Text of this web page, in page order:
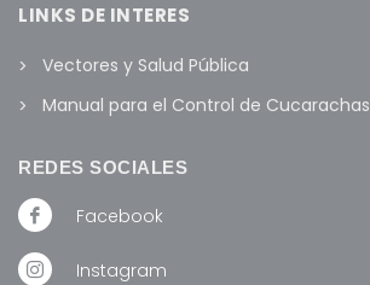
LINKS DE INTERES
Vectores y Salud Pública
Manual para el Control de Cucarachas
REDES SOCIALES
Facebook
Instagram